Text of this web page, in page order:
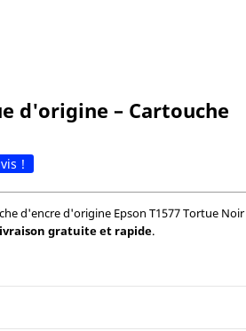
d'origine – Cartouche
!
d'encre d'origine Epson T1577 Tortue Noir
gratuite et rapide.